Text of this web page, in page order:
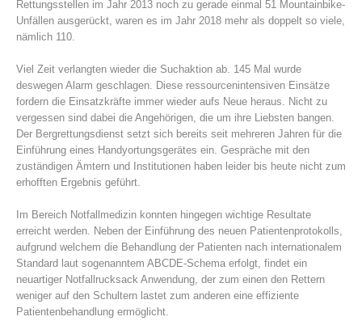
Bergrettungsstellen
Rettungsstellen im Jahr 2013 noch zu gerade einmal 51 Mountainbike-
Unfällen ausgerückt, waren es im Jahr 2018 mehr als doppelt so viele,
nämlich 110.
Viel Zeit verlangten wieder die Suchaktion ab. 145 Mal wurde
deswegen Alarm geschlagen. Diese ressourcenintensiven Einsätze
fordern die Einsatzkräfte immer wieder aufs Neue heraus. Nicht zu
vergessen sind dabei die Angehörigen, die um ihre Liebsten bangen.
Der Bergrettungsdienst setzt sich bereits seit mehreren Jahren für die
Einführung eines Handyortungsgerätes ein. Gespräche mit den
zuständigen Ämtern und Institutionen haben leider bis heute nicht zum
erhofften Ergebnis geführt.
Im Bereich Notfallmedizin konnten hingegen wichtige Resultate
erreicht werden. Neben der Einführung des neuen Patientenprotokolls,
aufgrund welchem die Behandlung der Patienten nach internationalem
Standard laut sogenanntem ABCDE-Schema erfolgt, findet ein
neuartiger Notfallrucksack Anwendung, der zum einen den Rettern
weniger auf den Schultern lastet zum anderen eine effiziente
Patientenbehandlung ermöglicht.